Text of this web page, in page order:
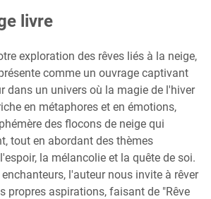
livre
exploration des rêves liés à la neige,
comme un ouvrage captivant
dans un univers où la magie de l'hiver
en métaphores et en émotions,
des flocons de neige qui
tout en abordant des thèmes
la mélancolie et la quête de soi.
l'auteur nous invite à rêver
propres aspirations, faisant de "Rêve